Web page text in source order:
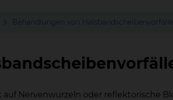
Behandlungen von
Nervenwurzeln oder reflektorische